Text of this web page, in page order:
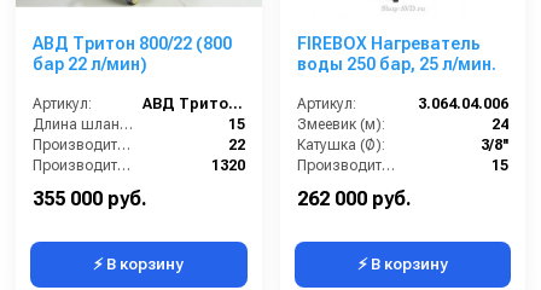
армированных шлангов высокого давления.
Преимущества АВД Тритон 1000/23:
профессиональных систем промышленной очистки;
Эффективное удаление самых прочных загрязнений и
покрытий;
Работа в любых климатических условиях — от -20°C до
+45°C;
Совместимость с промышленными насосами Hawk, AR,
Interpump, Bertolini и аналогами;
АВД Тритон 800/22 (800
бар 22 л/мин)
Артикул:
АВД Тритон 800/22
Длина шланга (м):
15
Производительность (л/мин):
22
Производительность (л/ч):
1320
355 000 руб.
⚡ В корзину
FIREBOX Нагреватель
воды 250 бар, 25 л/мин.
Артикул:
3.064.04.006
Змеевик (м):
24
Катушка (Ø):
3/8''
Производительность (л/мин):
15
262 000 руб.
⚡ В корзину